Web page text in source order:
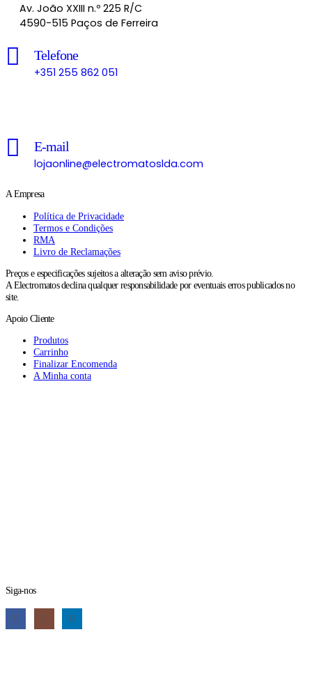
Av. João XXIII n.º 225 R/C
4590-515 Paços de Ferreira
Telefone
+351 255 862 051
E-mail
lojaonline@electromatoslda.com
A Empresa
Política de Privacidade
Termos e Condições
RMA
Livro de Reclamações
Preços e especificações sujeitos a alteração sem aviso prévio.
A Electromatos declina qualquer responsabilidade por eventuais erros publicados no
site.
Apoio Cliente
Produtos
Carrinho
Finalizar Encomenda
A Minha conta
Siga-nos